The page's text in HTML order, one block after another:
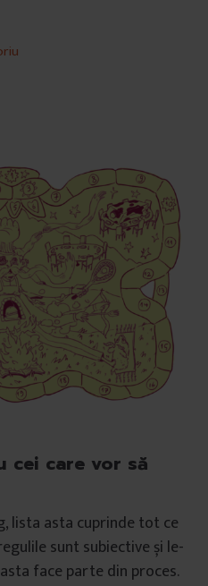
cei care vor să
lista asta cuprinde tot ce
sunt subiective și le-
face parte din proces.